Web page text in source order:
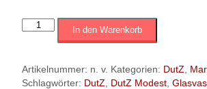
DutZ
'|
taupe
In den Warenkorb
Artikelnummer: n. v. Kategorien: DutZ
Schlagwörter: DutZ DutZ Modest